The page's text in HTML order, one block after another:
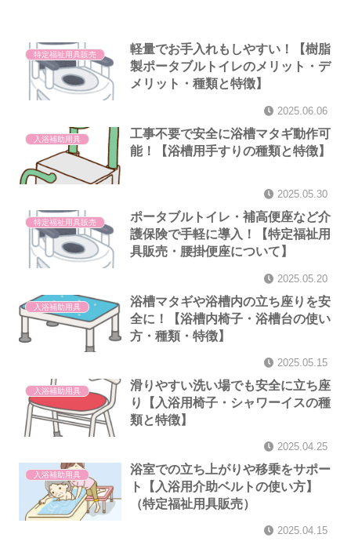
特定福祉用具販売
軽量でお手入れもしやすい！【樹脂
製ポータブルトイレのメリット・デ
メリット・種類と特徴】
2025.06.06
入浴補助用具
工事不要で安全に浴槽マタギ動作可
能！【浴槽用手すりの種類と特徴】
2025.05.30
特定福祉用具販売
ポータブルトイレ・補高便座など介
護保険で手軽に導入！【特定福祉用
具販売・腰掛便座について】
2025.05.20
入浴補助用具
浴槽マタギや浴槽内の立ち座りを安
全に！【浴槽内椅子・浴槽台の使い
方・種類・特徴】
2025.05.15
入浴補助用具
滑りやすい洗い場でも安全に立ち座
り【入浴用椅子・シャワーイスの種
類と特徴】
2025.04.25
入浴補助用具
浴室での立ち上がりや移乗をサポー
ト【入浴用介助ベルトの使い方】
（特定福祉用具販売）
2025.04.15